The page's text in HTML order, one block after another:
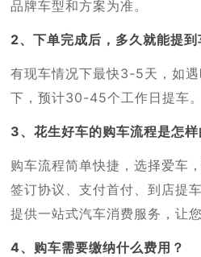
品牌车型和方案为准。
2、下单完成后，多久就能提到
有现车情况下最快3-5天，如
下，预计30-45个工作日提车。
3、花生好车的购车流程是怎样
购车流程简单快捷，选择爱车
签订协议、支付首付、到店提
提供一站式汽车消费服务，让
4、购车需要缴纳什么费用？